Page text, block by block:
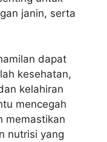
janin, serta
dapat
kesehatan,
kelahiran
mencegah
memastikan
nutrisi yang